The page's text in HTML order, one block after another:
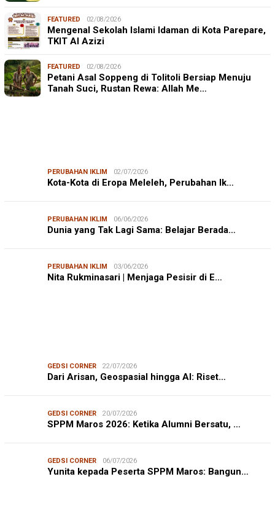
FEATURED 02/08/2026
Mengenal Sekolah Islami Idaman di Kota Parepare,
TKIT Al Azizi
FEATURED 02/08/2026
Petani Asal Soppeng di Tolitoli Bersiap Menuju
Tanah Suci, Rustan Rewa: Allah Me…
PERUBAHAN IKLIM 02/07/2026
Kota-Kota di Eropa Meleleh, Perubahan Ik…
PERUBAHAN IKLIM 06/06/2026
Dunia yang Tak Lagi Sama: Belajar Berada…
PERUBAHAN IKLIM 03/06/2026
Nita Rukminasari | Menjaga Pesisir di E…
GEDSI CORNER 22/07/2026
Dari Arisan, Geospasial hingga AI: Riset…
GEDSI CORNER 20/07/2026
SPPM Maros 2026: Ketika Alumni Bersatu, …
GEDSI CORNER 06/07/2026
Yunita kepada Peserta SPPM Maros: Bangun…